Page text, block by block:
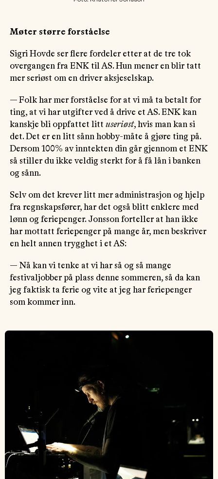
Møter større forståelse
Sigri Hovde ser flere fordeler etter at de tre tok
overgangen fra ENK til AS. Hun mener en blir tatt
mer seriøst om en driver aksjeselskap.
— Folk har mer forståelse for at vi må ta betalt for
ting, at vi har utgifter ved å drive et AS. ENK kan
kanskje bli oppfattet litt useriøst, hvis man kan si
det. Det er en litt sånn hobby-måte å gjøre ting på.
Dersom 100% av inntekten din går gjennom et ENK
så stiller du ikke veldig sterkt for å få lån i banken
og sånn.
Selv om det krever litt mer administrasjon og hjelp
fra regnskapsfører, har det også blitt enklere med
lønn og feriepenger. Jonsson forteller at han ikke
har mottatt feriepenger på mange år, men beskriver
en helt annen trygghet i et AS:
— Nå kan vi tenke at vi har så og så mange
festivaljobber på plass denne sommeren, så da kan
jeg faktisk ta ferie og vite at jeg har feriepenger
som kommer inn.